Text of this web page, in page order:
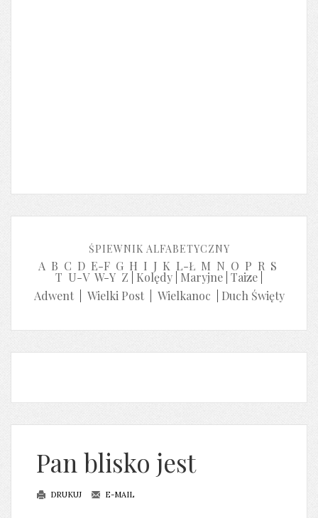
ŚPIEWNIK ALFABETYCZNY
A B C D E-F G H I J K L-Ł M N O P R S
T U-V W-Y Z Kolędy Maryjne Taize
Adwent| Wielki Post| Wielkanoc Duch Święty
Pan blisko jest
DRUKUJ E-MAIL